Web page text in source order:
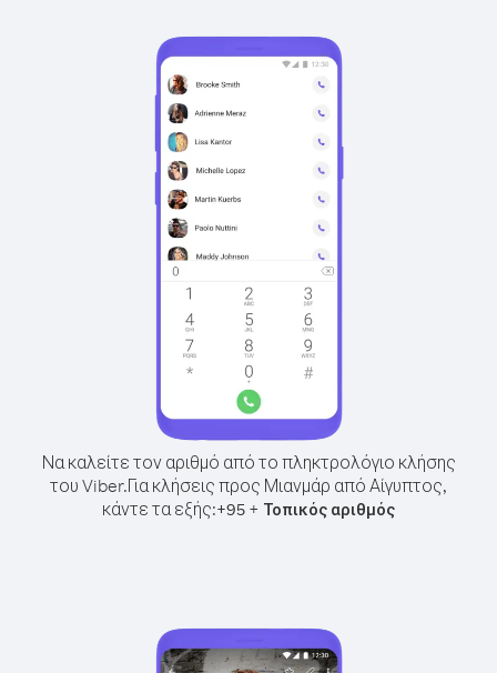
Να καλείτε τον αριθμό από το πληκτρολόγιο κλήσης
του Viber.Για κλήσεις προς Μιανμάρ από Αίγυπτος,
κάντε τα εξής:+95 + Τοπικός αριθμός